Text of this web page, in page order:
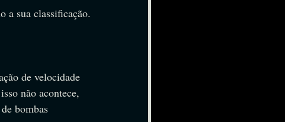
a sua classificação.
de velocidade
não acontece,
bombas